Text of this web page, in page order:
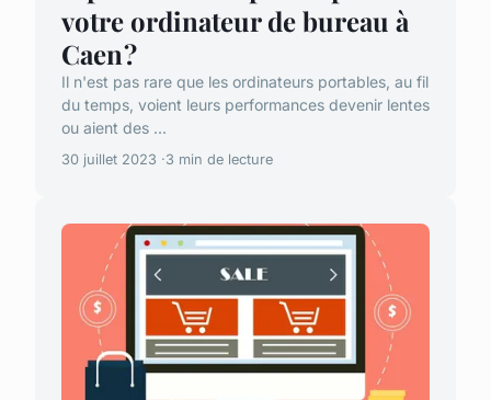
votre ordinateur de bureau à
Caen ?
Il n'est pas rare que les ordinateurs portables, au fil
du temps, voient leurs performances devenir lentes
ou aient des ...
30 juillet 2023 3 min de lecture